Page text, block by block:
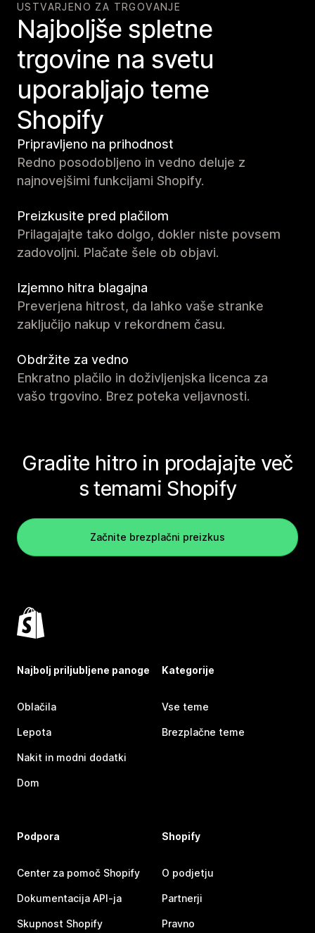
USTVARJENO ZA TRGOVANJE
Najboljše spletne
trgovine na svetu
uporabljajo teme
Shopify
Pripravljeno na prihodnost
Redno posodobljeno in vedno deluje z
najnovejšimi funkcijami Shopify.
Preizkusite pred plačilom
Prilagajajte tako dolgo, dokler niste povsem
zadovoljni. Plačate šele ob objavi.
Izjemno hitra blagajna
Preverjena hitrost, da lahko vaše stranke
zaključijo nakup v rekordnem času.
Obdržite za vedno
Enkratno plačilo in doživljenjska licenca za
vašo trgovino. Brez poteka veljavnosti.
Gradite hitro in prodajajte več
s temami Shopify
Začnite brezplačni preizkus
Najbolj priljubljene panoge
Oblačila
Lepota
Nakit in modni dodatki
Dom
Kategorije
Vse teme
Brezplačne teme
Podpora
Center za pomoč Shopify
Dokumentacija API-ja
Skupnost Shopify
Shopify
O podjetju
Partnerji
Pravno